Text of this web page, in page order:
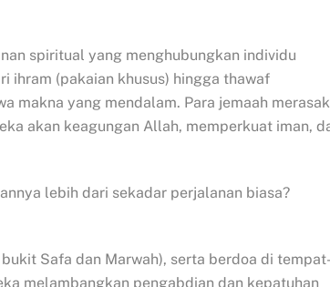
spiritual yang menghubungkan individu
ihram (pakaian khusus) hingga thawaf
makna yang mendalam. Para jemaah
akan keagungan Allah, memperkuat iman,
lebih dari sekadar perjalanan biasa?
Safa dan Marwah), serta berdoa di tempat-
melambangkan pengabdian dan kepatuhan